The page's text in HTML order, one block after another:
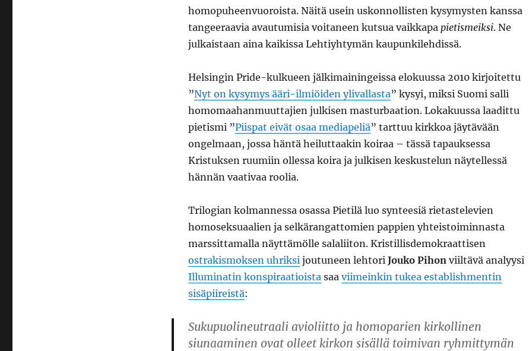
homopuheenvuoroista. Näitä usein uskonnollisten kysymysten kanssa
tangeeraavia avautumisia voitaneen kutsua vaikkapa pietismeiksi. Ne
julkaistaan aina kaikissa Lehtiyhtymän kaupunkilehdissä.
Helsingin Pride-kulkueen jälkimainingeissa elokuussa 2010 kirjoitettu
”Nyt on kysymys ääri-ilmiöiden ylivallasta” kysyi, miksi Suomi salli
homomaahanmuuttajien julkisen masturbaation. Lokakuussa laadittu
pietismi ”Piispat eivät osaa mediapeliä” tarttuu kirkkoa jäytävään
ongelmaan, jossa häntä heiluttaakin koiraa – tässä tapauksessa
Kristuksen ruumiin ollessa koira ja julkisen keskustelun näytellessä
hännän vaativaa roolia.
Trilogian kolmannessa osassa Pietilä luo synteesiä rietastelevien
homoseksuaalien ja selkärangattomien pappien yhteistoiminnasta
marssittamalla näyttämölle salaliiton. Kristillisdemokraattisen
ostrakismoksen uhriksijoutuneen lehtori Jouko Pihonviiltävä analyysi
Illuminatin konspiraatioistasaa viimeinkin tukea establishmentin
sisäpiireistä:
Sukupuolineutraali avioliitto ja homoparien kirkollinen
siunaaminen ovat olleet kirkon sisällä toimivan ryhmittymän